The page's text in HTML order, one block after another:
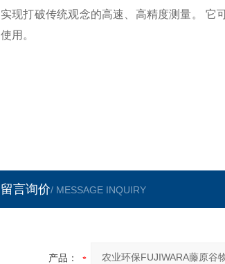
实现打破传统观念的高速、高精度测量。 它
使用。
留言询价/ MESSAGE INQUIRY
产品：